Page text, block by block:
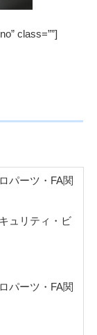
class=””]
パーツ・FA関
ュリティ・ビ
パーツ・FA関